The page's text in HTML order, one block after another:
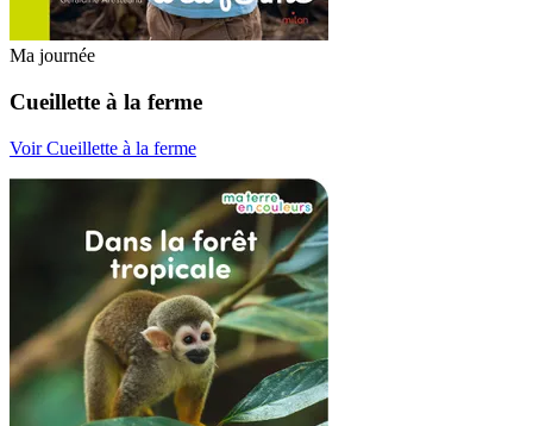
Ma journée
Cueillette à la ferme
Voir Cueillette à la ferme